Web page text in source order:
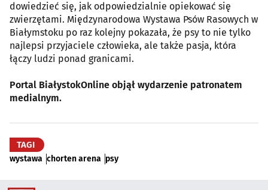
dowiedzieć się, jak odpowiedzialnie opiekować się
zwierzętami. Międzynarodowa Wystawa Psów Rasowych w
Białymstoku po raz kolejny pokazała, że psy to nie tylko
najlepsi przyjaciele człowieka, ale także pasja, która
łączy ludzi ponad granicami.
Portal BiałystokOnline objął wydarzenie patronatem
medialnym.
TAGI
wystawa chorten arena psy